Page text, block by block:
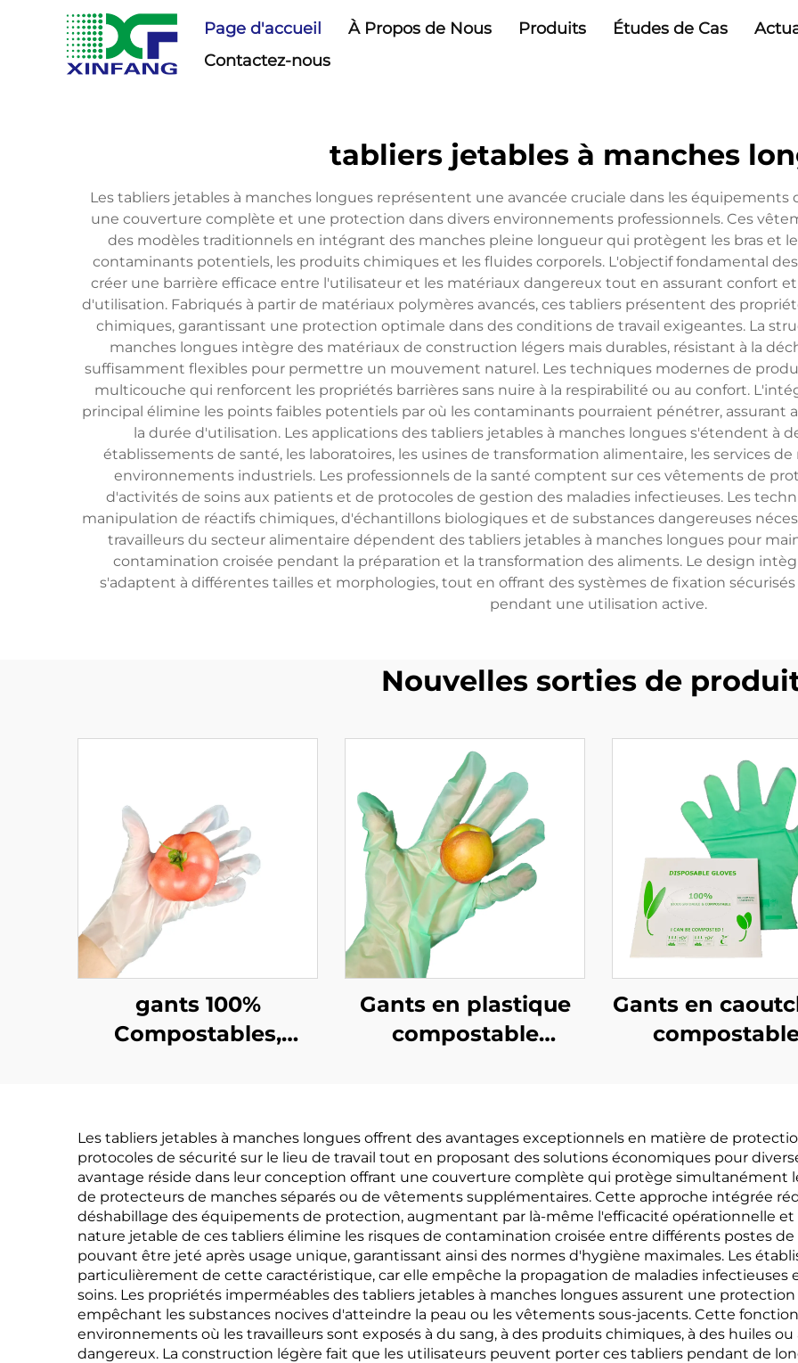
Page d'accueil À Propos de Nous Produits Études de Cas
Contactez-nous
tabliers jetables à manches
Les tabliers jetables à manches longues représentent une avancée cruciale dans les
une couverture complète et une protection dans divers environnements professionnels. Ces
des modèles traditionnels en intégrant des manches pleine longueur qui protègent les bras et
contaminants potentiels, les produits chimiques et les fluides corporels. L'objectif fondamental
créer une barrière efficace entre l'utilisateur et les matériaux dangereux tout en assurant confort
d'utilisation. Fabriqués à partir de matériaux polymères avancés, ces tabliers présentent des
chimiques, garantissant une protection optimale dans des conditions de travail exigeantes. La
manches longues intègre des matériaux de construction légers mais durables, résistant à la
suffisamment flexibles pour permettre un mouvement naturel. Les techniques modernes de
multicouche qui renforcent les propriétés barrières sans nuire à la respirabilité ou au confort.
principal élimine les points faibles potentiels par où les contaminants pourraient pénétrer,
la durée d'utilisation. Les applications des tabliers jetables à manches longues s'étendent à
établissements de santé, les laboratoires, les usines de transformation alimentaire, les services
environnements industriels. Les professionnels de la santé comptent sur ces vêtements de
d'activités de soins aux patients et de protocoles de gestion des maladies infectieuses. Les
manipulation de réactifs chimiques, d'échantillons biologiques et de substances dangereuses
travailleurs du secteur alimentaire dépendent des tabliers jetables à manches longues pour
contamination croisée pendant la préparation et la transformation des aliments. Le design
s'adaptent à différentes tailles et morphologies, tout en offrant des systèmes de fixation
pendant une utilisation active.
Nouvelles sorties de
gants 100%
Compostables,
de Maïs
Gants en plastique
compostable
maïs
Gants en
maïs
Les tabliers jetables à manches longues offrent des avantages exceptionnels en matière de
protocoles de sécurité sur le lieu de travail tout en proposant des solutions économiques pour
avantage réside dans leur conception offrant une couverture complète qui protège simultanément
de protecteurs de manches séparés ou de vêtements supplémentaires. Cette approche intégrée
déshabillage des équipements de protection, augmentant par là-même l'efficacité opérationnelle
nature jetable de ces tabliers élimine les risques de contamination croisée entre différents postes
pouvant être jeté après usage unique, garantissant ainsi des normes d'hygiène maximales. Les
particulièrement de cette caractéristique, car elle empêche la propagation de maladies infectieuses
soins. Les propriétés imperméables des tabliers jetables à manches longues assurent une
empêchant les substances nocives d'atteindre la peau ou les vêtements sous-jacents. Cette
environnements où les travailleurs sont exposés à du sang, à des produits chimiques, à des huiles
dangereux. La construction légère fait que les utilisateurs peuvent porter ces tabliers pendant de